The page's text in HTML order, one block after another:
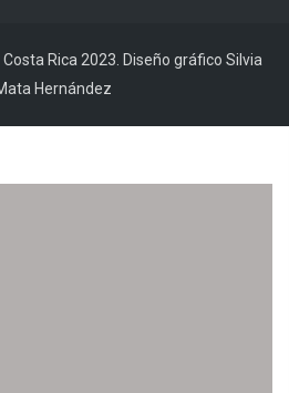
Rica 2023. Diseño gráfico Silvia
Hernández